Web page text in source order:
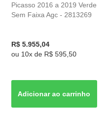
Picasso 2016 a 2019 Verde
Sem Faixa Agc - 2813269
R$ 5.955,04
ou 10xde R$ 595,50